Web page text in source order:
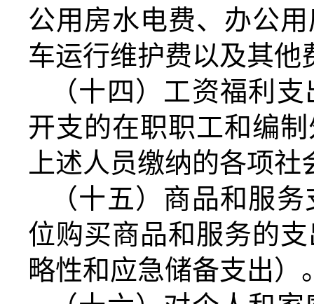
公用房水电费、办公
车运行维护费以及其他
（十四）工资福利
开支的在职职工和编
上述人员缴纳的各项
（十五）商品和服
位购买商品和服务的
略性和应急储备支出）